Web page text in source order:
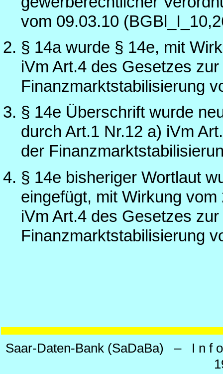
vom 09.03.10
§ 14a wurde § 14e, mit
iVm Art.4 des Gesetzes
Finanzmarktstabilisierung
§ 14e Überschrift wurde
durch Art.1 Nr.12 a) iVm
der
§ 14e bisheriger Wortlaut
eingefügt, mit Wirkung
iVm Art.4 des Gesetzes
Finanzmarktstabilisierung
Saar-Daten-Bank (SaDaBa) – I n